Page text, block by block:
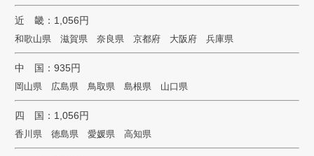
近 畿：1,056円
和歌山県 滋賀県 奈良県 京都府 大阪府 兵庫県
中 国：935円
岡山県 広島県 鳥取県 島根県 山口県
四 国：1,056円
香川県 徳島県 愛媛県 高知県